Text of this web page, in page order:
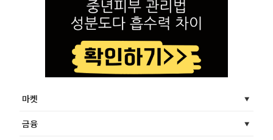
마켓
금융